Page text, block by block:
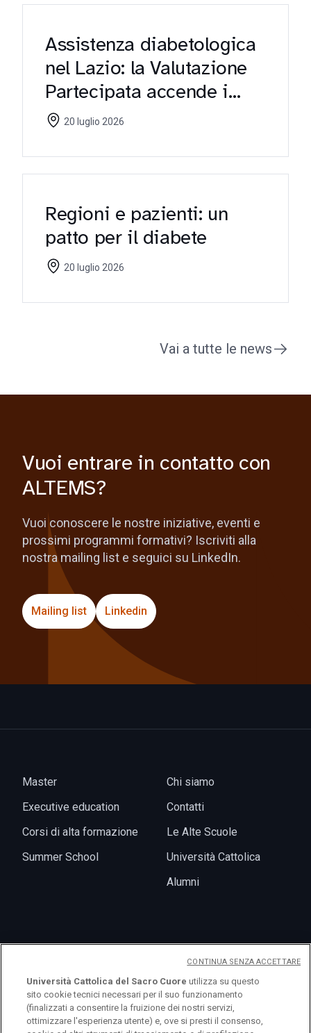
Assistenza diabetologica
nel Lazio: la Valutazione
Partecipata accende i
riflettori sulle criticità
20 luglio 2026
Regioni e pazienti: un
patto per il diabete
20 luglio 2026
Vai a tutte le news
Vuoi entrare in contatto con
ALTEMS?
Vuoi conoscere le nostre iniziative, eventi e
prossimi programmi formativi? Iscriviti alla
nostra mailing list e seguici su LinkedIn.
Mailing list Linkedin
Master
Executive education
Corsi di alta formazione
Summer School
Chi siamo
Contatti
Le Alte Scuole
Università Cattolica
Alumni
Eventi
Università Cattolica del Sacro Cuore utilizza su questo
sito cookie tecnici necessari per il suo funzionamento
(finalizzati a consentire la fruizione dei nostri servizi,
ottimizzare l'esperienza utente) e, ove si presti il consenso,
CONTINUA SENZA ACCETTARE